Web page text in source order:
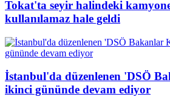
Tokat'ta seyir halindeki
kullanılamaz hale geldi
İstanbul'da düzenlenen 'DSÖ
ikinci gününde devam ediyor